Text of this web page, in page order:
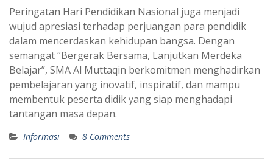
Peringatan Hari Pendidikan Nasional juga menjadi
wujud apresiasi terhadap perjuangan para pendidik
dalam mencerdaskan kehidupan bangsa. Dengan
semangat “Bergerak Bersama, Lanjutkan Merdeka
Belajar”, SMA Al Muttaqin berkomitmen menghadirkan
pembelajaran yang inovatif, inspiratif, dan mampu
membentuk peserta didik yang siap menghadapi
tantangan masa depan.
Informasi 8 Comments